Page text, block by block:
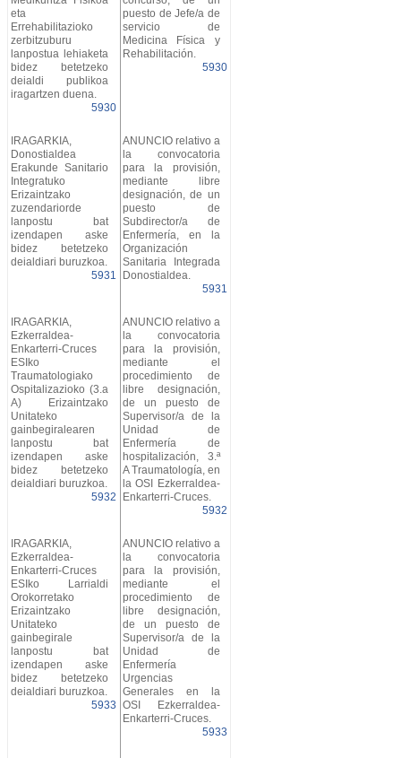
eta
Errehabilitazioko
zerbitzuburu
lanpostua lehiaketa
bidez betetzeko
deialdi publikoa
iragartzen duena.
5930
puesto de Jefe/a de
servicio de
Medicina Física y
Rehabilitación.
5930
IRAGARKIA,
Donostialdea
Erakunde Sanitario
Integratuko
Erizaintzako
zuzendariorde
lanpostu bat
izendapen aske
bidez betetzeko
deialdiari buruzkoa.
5931
ANUNCIO relativo a
la convocatoria
para la provisión,
mediante libre
designación, de un
puesto de
Subdirector/a de
Enfermería, en la
Organización
Sanitaria Integrada
Donostialdea.
5931
IRAGARKIA,
Ezkerraldea-
Enkarterri-Cruces
ESIko
Traumatologiako
Ospitalizazioko (3.a
A) Erizaintzako
Unitateko
gainbegiralearen
lanpostu bat
izendapen aske
bidez betetzeko
deialdiari buruzkoa.
5932
ANUNCIO relativo a
la convocatoria
para la provisión,
mediante el
procedimiento de
libre designación,
de un puesto de
Supervisor/a de la
Unidad de
Enfermería de
hospitalización, 3.ª
A Traumatología, en
la OSI Ezkerraldea-
Enkarterri-Cruces.
5932
IRAGARKIA,
Ezkerraldea-
Enkarterri-Cruces
ESIko Larrialdi
Orokorretako
Erizaintzako
Unitateko
gainbegirale
lanpostu bat
izendapen aske
bidez betetzeko
deialdiari buruzkoa.
5933
ANUNCIO relativo a
la convocatoria
para la provisión,
mediante el
procedimiento de
libre designación,
de un puesto de
Supervisor/a de la
Unidad de
Enfermería
Urgencias
Generales en la
OSI Ezkerraldea-
Enkarterri-Cruces.
5933